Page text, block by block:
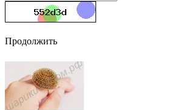
Продолжить